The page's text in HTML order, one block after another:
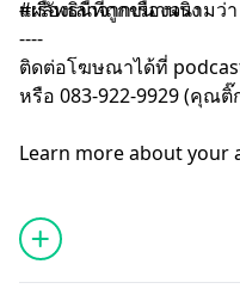
แผ่ลัทธินี้ที่ถูกขนานนามว่า
#เรื่องเล่าจากเรื่องจริง
----
ติดต่อโฆษณาได้ที่
หรือ 083-922-9929 (คุณติ๊
Learn more about your